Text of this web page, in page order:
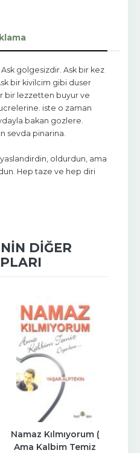
golgesizdir. Ask bir kez
bir kivilcim gibi duser
bir lezzetten buyur ve
iste o zaman
bakan gozlere.
sevda pinarina.
oldurdun, ama
Hep taze ve hep diri
DIĞER
Namaz Kılmıyorum (
Ama Kalbim Temiz